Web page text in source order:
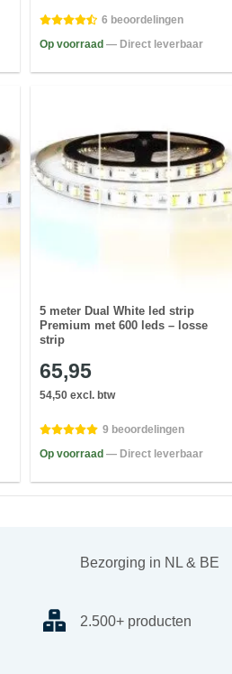
6 beoordelingen
Op voorraad — Direct leverbaar
5 meter Dual White led strip
Premium met 600 leds – losse
strip
65,95
54,50 excl. btw
9 beoordelingen
Op voorraad — Direct leverbaar
Bezorging in NL & BE
2.500+ producten